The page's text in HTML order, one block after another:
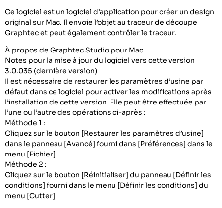
Ce logiciel est un logiciel d’application pour créer un design
original sur Mac. Il envoie l’objet au traceur de découpe
Graphtec et peut également contrôler le traceur.
À propos de Graphtec Studio pour Mac
Notes pour la mise à jour du logiciel vers cette version
3.0.035 (dernière version)
Il est nécessaire de restaurer les paramètres d’usine par
défaut dans ce logiciel pour activer les modifications après
l’installation de cette version. Elle peut être effectuée par
l’une ou l’autre des opérations ci-après :
Méthode 1 :
Cliquez sur le bouton [Restaurer les paramètres d’usine]
dans le panneau [Avancé] fourni dans [Préférences] dans le
menu [Fichier].
Méthode 2 :
Cliquez sur le bouton [Réinitialiser] du panneau [Définir les
conditions] fourni dans le menu [Définir les conditions] du
menu [Cutter].